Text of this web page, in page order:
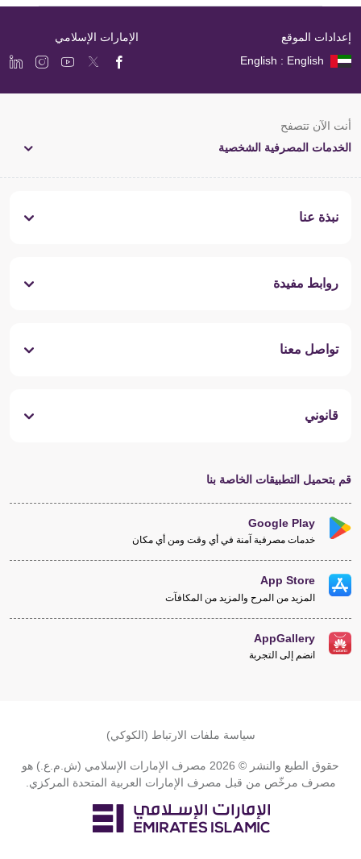
إعدادات الموقع
English : English
الإمارات الإسلامي
أنت الآن تتصفح
الخدمات المصرفية الشخصية
نبذة عنا
روابط مفيدة
تواصل معنا
قانوني
قم بتحميل التطبيقات الخاصة بنا
Google Play
خدمات مصرفية آمنة في أي وقت ومن أي مكان
App Store
المزيد من المرح والمزيد من المكافآت
AppGallery
انضم إلى التجربة
سياسة ملفات الارتباط (الكوكي)
حقوق الطبع والنشر © 2026 مصرف الإمارات الإسلامي (ش.م.ع.) هو
مصرف مرخّص من قبل مصرف الإمارات العربية المتحدة المركزي.